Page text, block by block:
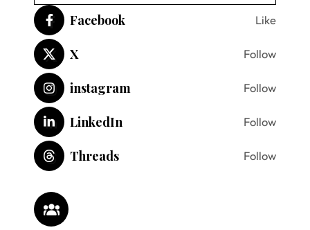
Facebook Like
X Follow
instagram Follow
LinkedIn Follow
Threads Follow